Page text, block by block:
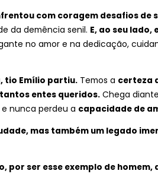
com coragem desafios de
da demência senil. E, ao seu
no amor e na dedicação,
tio Emílio partiu.Temos a certeza
entes queridos.Chega
nunca perdeu a capacidade de
mas também um legado
por ser esse exemplo de homem,